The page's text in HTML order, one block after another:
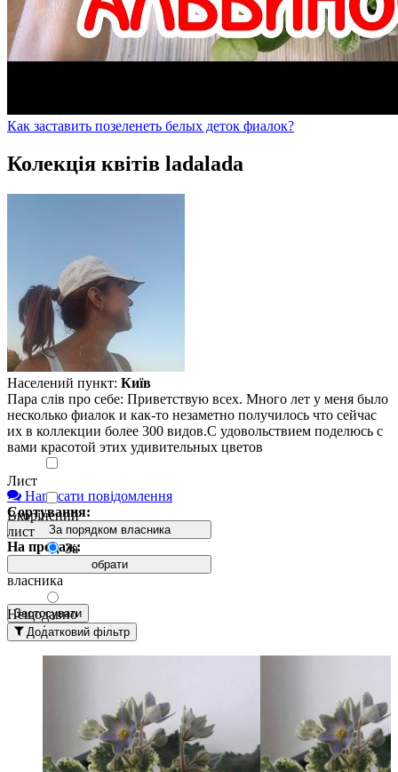
Как заставить позеленеть белых деток фиалок?
Колекція квітів ladalada
Населений пункт: Київ
Пара слів про себе: Приветствую всех. Много лет у меня было
несколько фиалок и как-то незаметно получилось что сейчас
их в коллекции более 300 видов.С удовольствием поделюсь с
вами красотой этих удивительных цветов
Написати повідомлення
Сортування:
За порядком власника
За
власника
Нещодавно
додані
вгорі
На продаж:
обрати
Лист
Вкорінений
лист
лист з
дітками
Дітка
рослина
Застосувати
Додатковий фільтр